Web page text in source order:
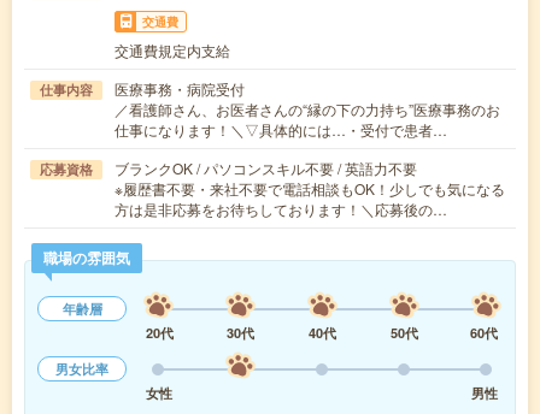
交通費
交通費規定内支給
仕事内容
医療事務・病院受付
／看護師さん、お医者さんの“縁の下の力持ち”医療事務のお
仕事になります！＼▽具体的には…・受付で患者…
応募資格
ブランクOK / パソコンスキル不要 / 英語力不要
※履歴書不要・来社不要で電話相談もOK！少しでも気になる
方は是非応募をお待ちしております！＼応募後の…
職場の雰囲気
年齢層
20代
30代 40代 50代
60代
男女比率
女性
男性